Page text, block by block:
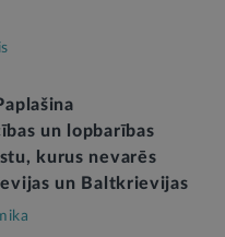
un lopbarības
kurus nevarēs
un Baltkrievijas